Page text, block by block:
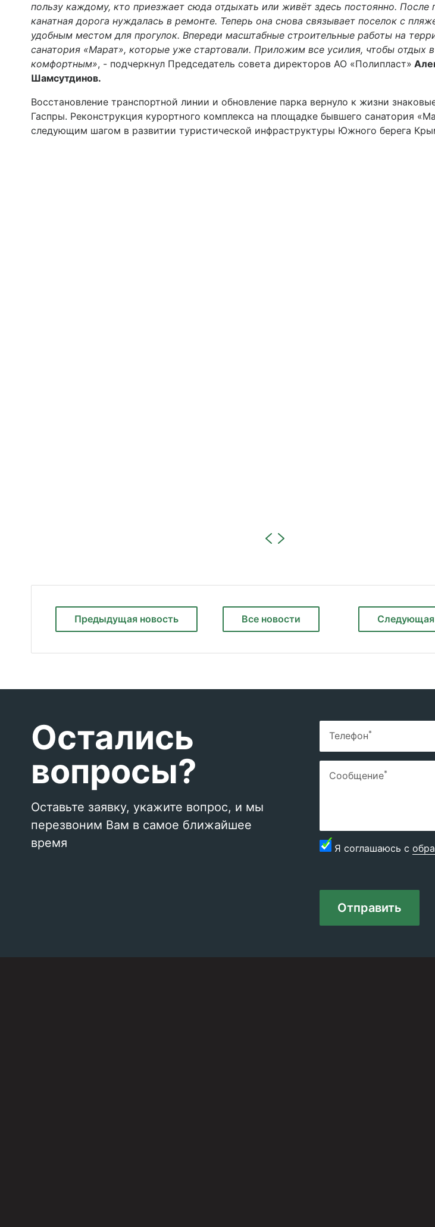
пользу каждому, кто приезжает сюда отдыхать или живёт здесь постоянно. После
канатная дорога нуждалась в ремонте. Теперь она снова связывает поселок с
удобным местом для прогулок. Впереди масштабные строительные работы на
санатория «Марат», которые уже стартовали. Приложим все усилия, чтобы отдых
комфортным», - подчеркнул Председатель совета директоров АО «Полипласт»
Шамсутдинов.
Восстановление транспортной линии и обновление парка вернуло к жизни
Гаспры. Реконструкция курортного комплекса на площадке бывшего санатория
следующим шагом в развитии туристической инфраструктуры Южного берега
Предыдущая новость Следующая
Все новости
Остались
вопросы?
Оставьте заявку, укажите вопрос, и мы
перезвоним Вам в самое ближайшее
время
Телефон*
Сообщение*
Я соглашаюсь с
Отправить